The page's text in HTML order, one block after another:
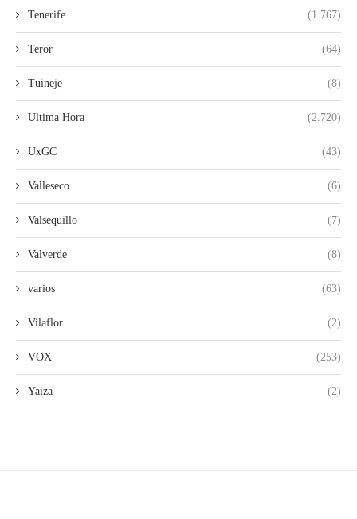
Tenerife (1.767)
Teror (64)
Tuineje (8)
Ultima Hora (2.720)
UxGC (43)
Valleseco (6)
Valsequillo (7)
Valverde (8)
varios (63)
Vilaflor (2)
VOX (253)
Yaiza (2)